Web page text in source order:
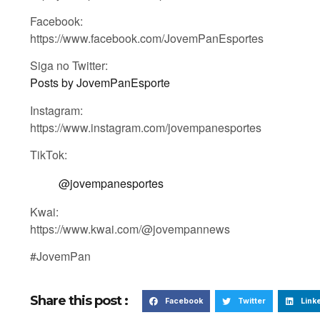
Facebook:
https://www.facebook.com/JovemPanEsportes
Siga no Twitter:
Posts by JovemPanEsporte
Instagram:
https://www.instagram.com/jovempanesportes
TikTok:
@jovempanesportes
Kwai:
https://www.kwai.com/@jovempannews
#JovemPan
Share this post : Facebook Twitter